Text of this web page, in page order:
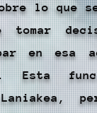
lo que
en esa